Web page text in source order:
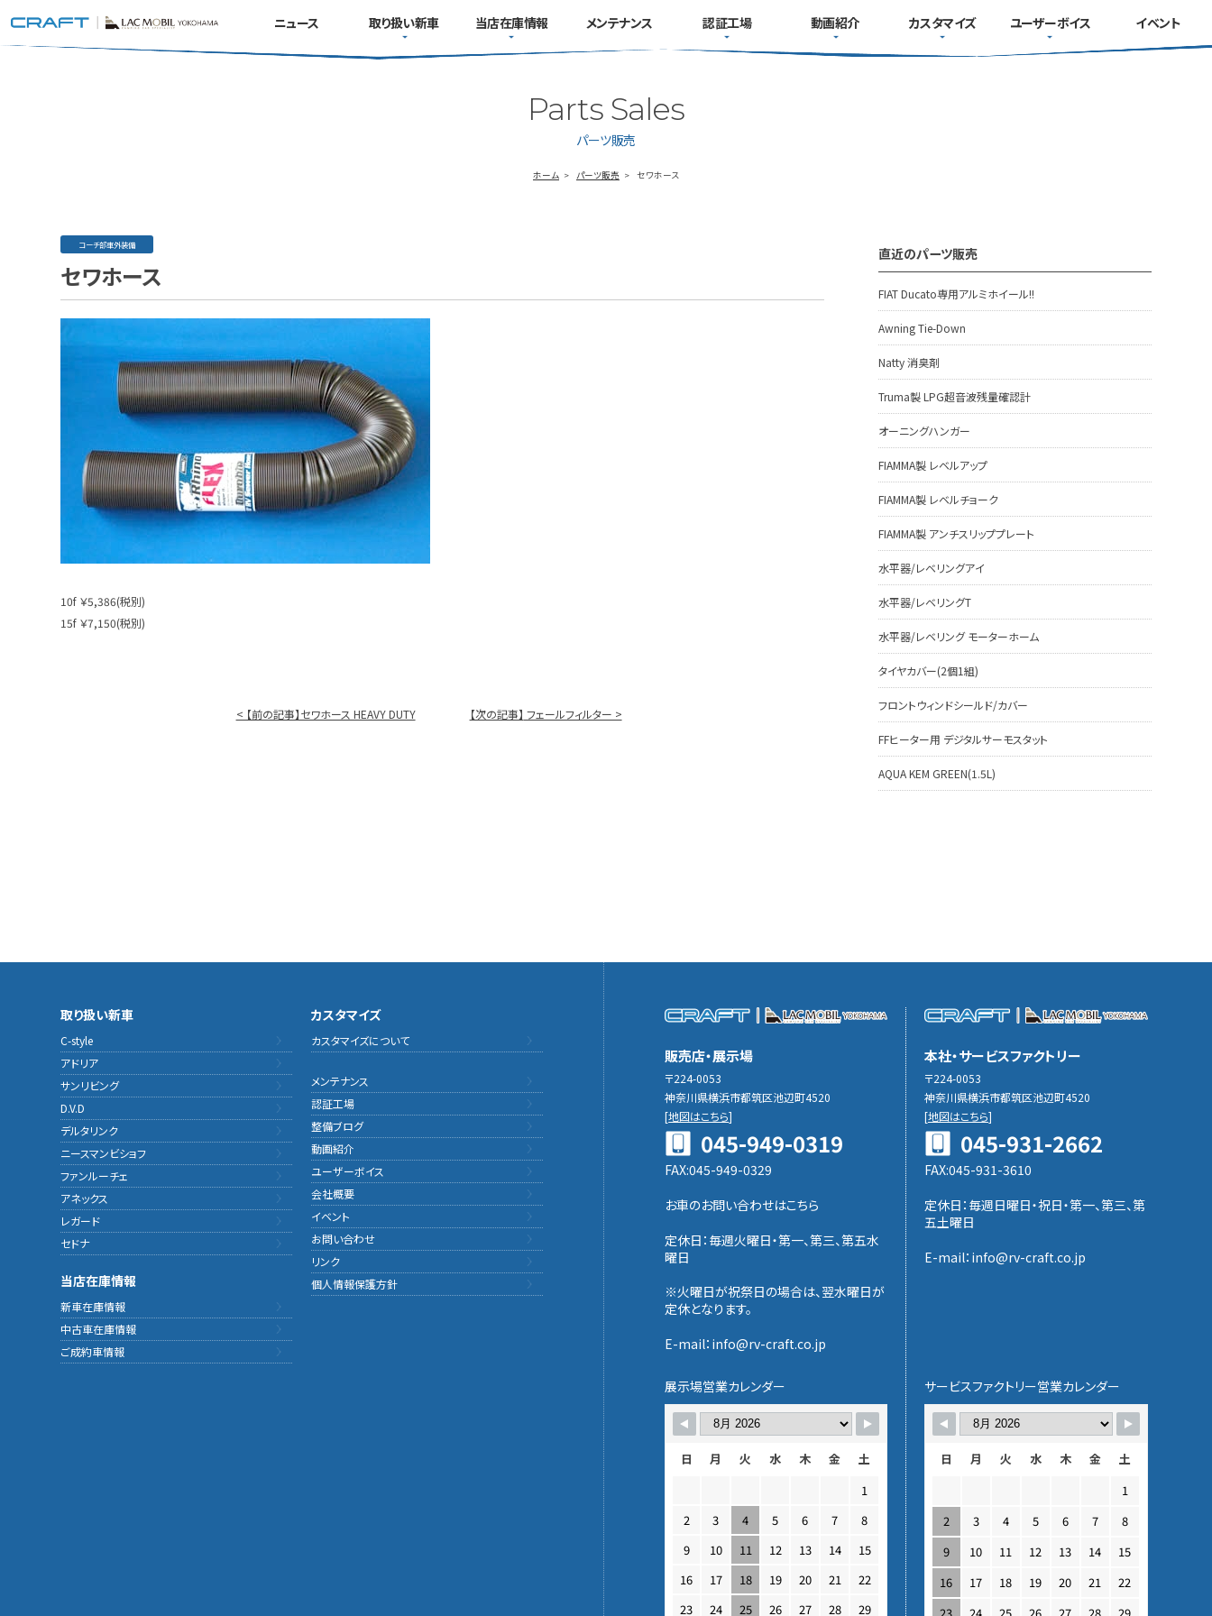
ニュース 取り扱い新車 当店在庫情報 メンテナンス 認証工場 動画紹介 カスタマイズ ユーザーボイス イベント
Parts Sales
パーツ販売
ホーム パーツ販売 セワホース
コーチ部車外装備
セワホース
10f ￥5,386(税別)
15f ￥7,150(税別)
< 【前の記事】セワホース HEAVY DUTY 【次の記事】 フェールフィルター >
直近のパーツ販売
FIAT Ducato専用アルミホイール!!
Awning Tie-Down
Natty 消臭剤
Truma製 LPG超音波残量確認計
オーニングハンガー
FIAMMA製 レベルアップ
FIAMMA製 レベルチョーク
FIAMMA製 アンチスリッププレート
水平器/レベリングアイ
水平器/レベリングT
水平器/レベリング モーターホーム
タイヤカバー(2個1組)
フロントウィンドシールド/カバー
FFヒーター用 デジタルサーモスタット
AQUA KEM GREEN(1.5L)
取り扱い新車
C-style
アドリア
サンリビング
D.V.D
デルタリンク
ニースマンビショフ
ファンルーチェ
アネックス
レガード
セドナ
当店在庫情報
新車在庫情報
中古車在庫情報
ご成約車情報
カスタマイズ
カスタマイズについて
メンテナンス
認証工場
整備ブログ
動画紹介
ユーザーボイス
会社概要
イベント
お問い合わせ
リンク
個人情報保護方針
販売店・展示場
〒224-0053
神奈川県横浜市都筑区池辺町4520
[地図はこちら]
045-949-0319
FAX:045-949-0329
お車のお問い合わせはこちら
定休日：毎週火曜日・第一、第三、第五水
曜日
※火曜日が祝祭日の場合は、翌水曜日が
定休となります。
E-mail：info@rv-craft.co.jp
展示場営業カレンダー
日 月 火 水 木 金
土
1
2
3 4 5 6 7
8
9
10 11 12 13 14
15
16
17 18 19 20 21
22
23
24 25 26 27 28 29
本社・サービスファクトリー
〒224-0053
神奈川県横浜市都筑区池辺町4520
[地図はこちら]
045-931-2662
FAX:045-931-3610
定休日：毎週日曜日・祝日・第一、第三、第
五土曜日
E-mail：info@rv-craft.co.jp
サービスファクトリー営業カレンダー
日 月 火 水 木 金
土
1
2
3 4 5 6 7
8
9
10 11 12 13 14
15
16
17 18 19 20 21
22